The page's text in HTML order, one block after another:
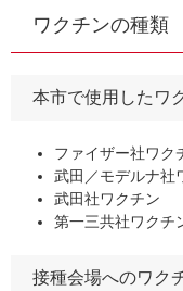
ワクチンの種類
本市で使用したワ
ファイザー社ワク
武田／モデルナ社
武田社ワクチン
第一三共社ワクチ
接種会場へのワク